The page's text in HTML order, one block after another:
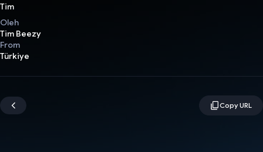
Tim
Oleh
Tim Beezy
From
Türkiye